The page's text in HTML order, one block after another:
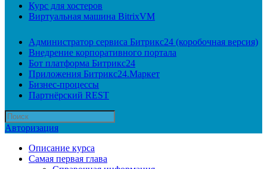
Курс для хостеров
Виртуальная машина BitrixVM
Администратор сервиса Битрикс24 (коробочная версия)
Внедрение корпоративного портала
Бот платформа Битрикс24
Приложения Битрикс24.Маркет
Бизнес-процессы
Партнёрский REST
Авторизация
Описание курса
Самая первая глава